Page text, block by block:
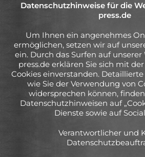
Datenschutzhinweise für die
press.de
Um Ihnen ein angenehmes
ermöglichen, setzen wir auf
ein. Durch das Surfen auf
press.de erklären Sie sich mit
Cookies einverstanden.
wie Sie der Verwendung von
widersprechen können,
Datenschutzhinweisen auf
Dienste sowie auf
Verantwortlicher und